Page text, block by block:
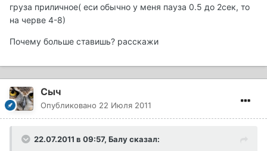
груза приличное( еси обычно у меня пауза 0.5 до 2сек, то
на черве 4-8)
Почему больше ставишь? расскажи
Сыч
Опубликовано 22 Июля 2011
22.07.2011 в 09:57, Балу сказал: